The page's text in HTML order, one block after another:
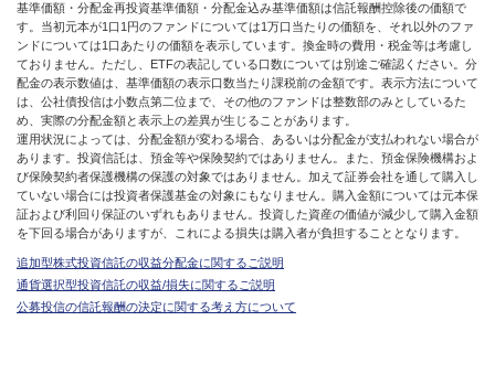
基準価額・分配金再投資基準価額・分配金込み基準価額は信託報酬控除後の価額で
す。当初元本が1口1円のファンドについては1万口当たりの価額を、それ以外のファ
ンドについては1口あたりの価額を表示しています。換金時の費用・税金等は考慮し
ておりません。ただし、ETFの表記している口数については別途ご確認ください。分
配金の表示数値は、基準価額の表示口数当たり課税前の金額です。表示方法について
は、公社債投信は小数点第二位まで、その他のファンドは整数部のみとしているた
め、実際の分配金額と表示上の差異が生じることがあります。
運用状況によっては、分配金額が変わる場合、あるいは分配金が支払われない場合が
あります。投資信託は、預金等や保険契約ではありません。また、預金保険機構およ
び保険契約者保護機構の保護の対象ではありません。加えて証券会社を通して購入し
ていない場合には投資者保護基金の対象にもなりません。購入金額については元本保
証および利回り保証のいずれもありません。投資した資産の価値が減少して購入金額
を下回る場合がありますが、これによる損失は購入者が負担することとなります。
追加型株式投資信託の収益分配金に関するご説明
通貨選択型投資信託の収益/損失に関するご説明
公募投信の信託報酬の決定に関する考え方について